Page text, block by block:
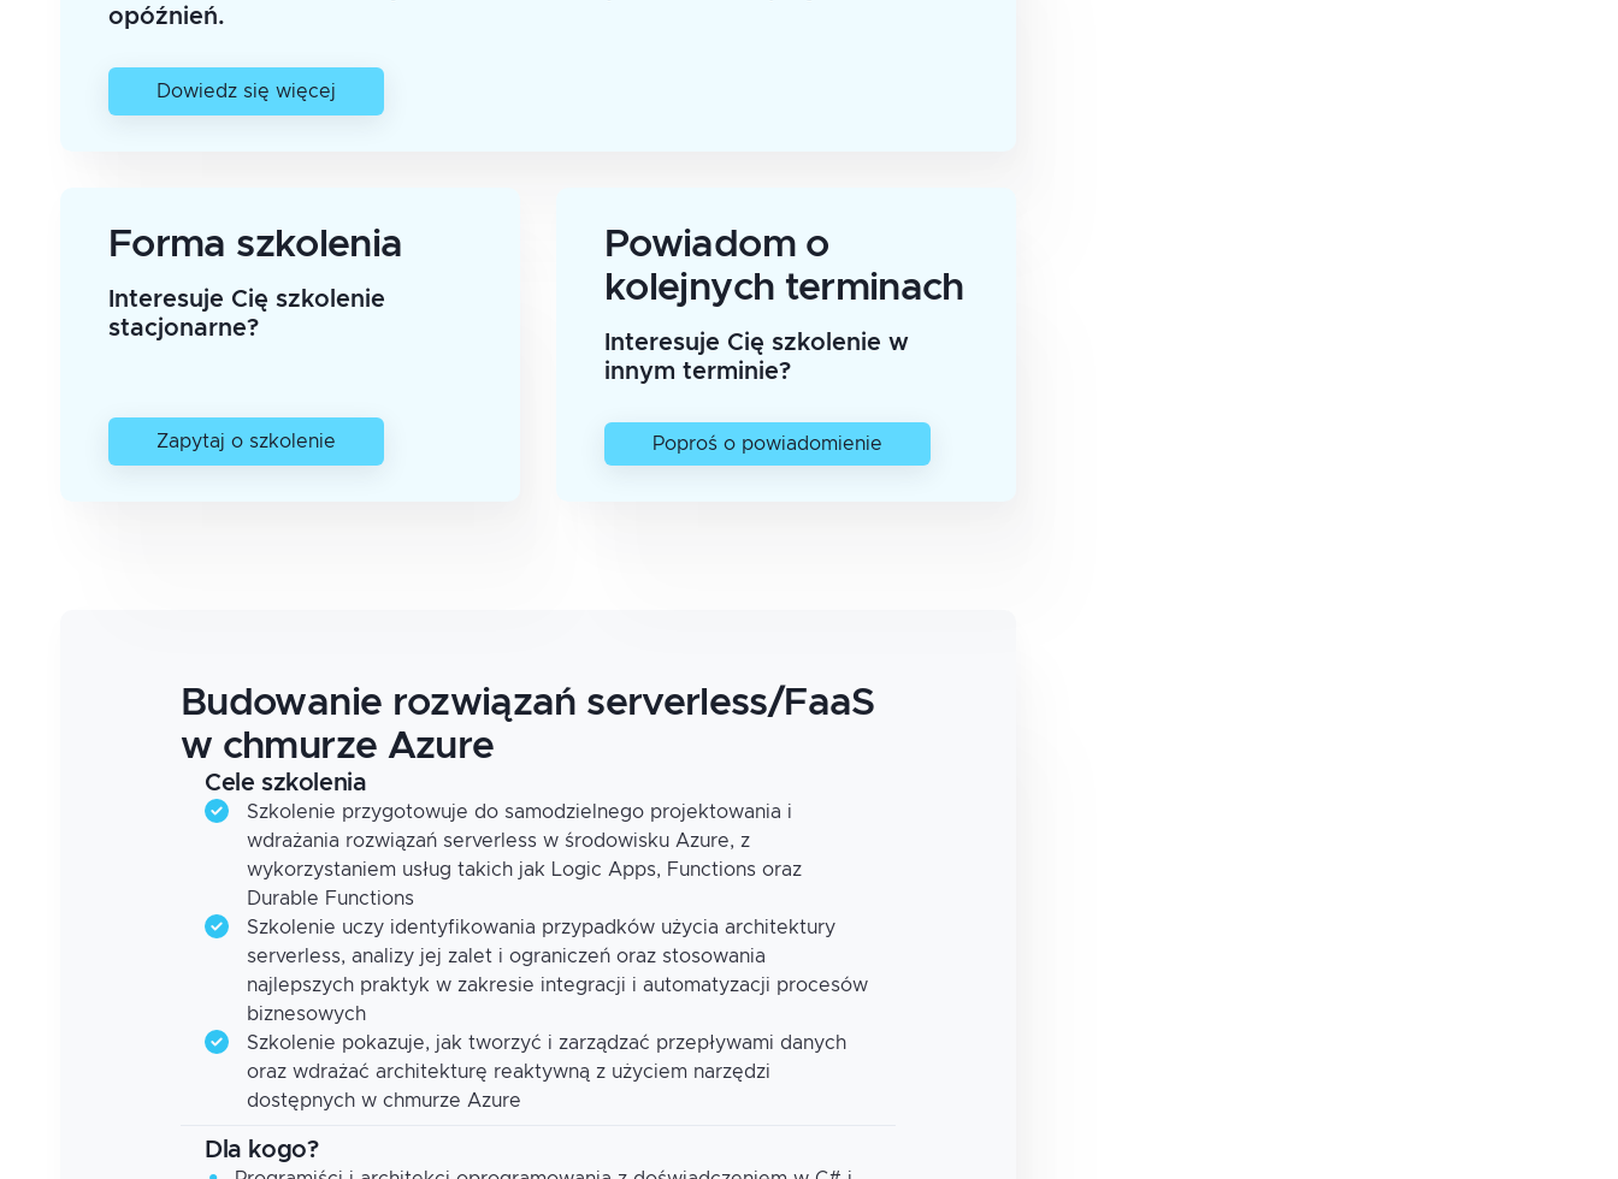
opóźnień.
Dowiedz się więcej
Forma szkolenia
Interesuje Cię szkolenie
stacjonarne?
Zapytaj o szkolenie
Powiadom o
kolejnych terminach
Interesuje Cię szkolenie w
innym terminie?
Poproś o powiadomienie
Budowanie rozwiązań serverless/FaaS
w chmurze Azure
Cele szkolenia
Szkolenie przygotowuje do samodzielnego projektowania i
wdrażania rozwiązań serverless w środowisku Azure, z
wykorzystaniem usług takich jak Logic Apps, Functions oraz
Durable Functions
Szkolenie uczy identyfikowania przypadków użycia architektury
serverless, analizy jej zalet i ograniczeń oraz stosowania
najlepszych praktyk w zakresie integracji i automatyzacji procesów
biznesowych
Szkolenie pokazuje, jak tworzyć i zarządzać przepływami danych
oraz wdrażać architekturę reaktywną z użyciem narzędzi
dostępnych w chmurze Azure
Dla kogo?